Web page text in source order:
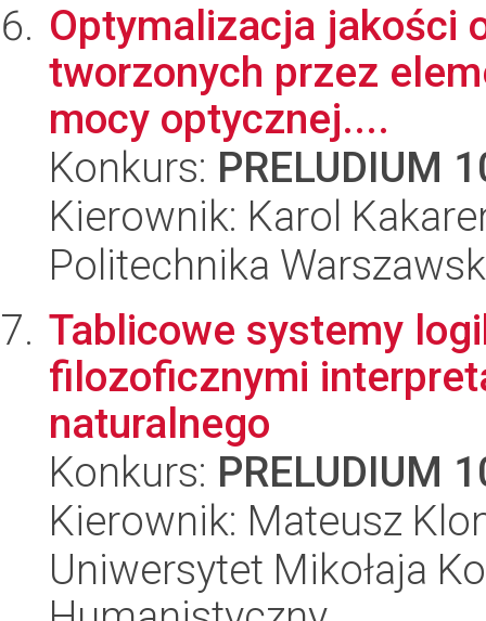
Optymalizacja jakości
tworzonych przez
mocy optycznej....
Konkurs: PRELUDIUM
Kierownik: Karol
Politechnika
Tablicowe systemy
filozoficznymi
naturalnego
Konkurs: PRELUDIUM
Kierownik: Mateusz
Uniwersytet Mikołaja